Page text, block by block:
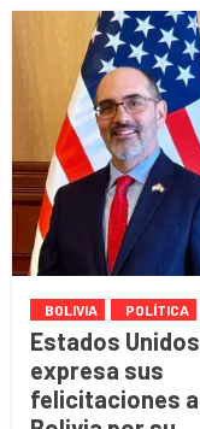
BOLIVIA POLÍTICA
Estados Unidos
expresa sus
felicitaciones a